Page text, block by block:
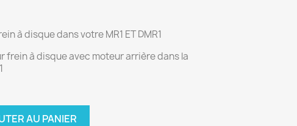
à disque dans votre MR1 ET DMR1
frein à disque avec moteur arrière dans la
AU PANIER